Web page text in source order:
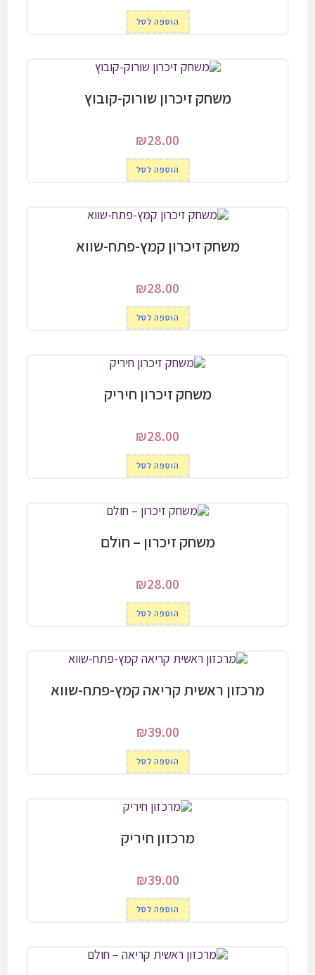
הוספה לסל
משחק זיכרון שורוק-קובוץ
₪28.00
הוספה לסל
משחק זיכרון קמץ-פתח-שווא
₪28.00
הוספה לסל
משחק זיכרון חיריק
₪28.00
הוספה לסל
משחק זיכרון – חולם
₪28.00
הוספה לסל
מרכזון ראשית קריאה קמץ-פתח-שווא
₪39.00
הוספה לסל
מרכזון חיריק
₪39.00
הוספה לסל